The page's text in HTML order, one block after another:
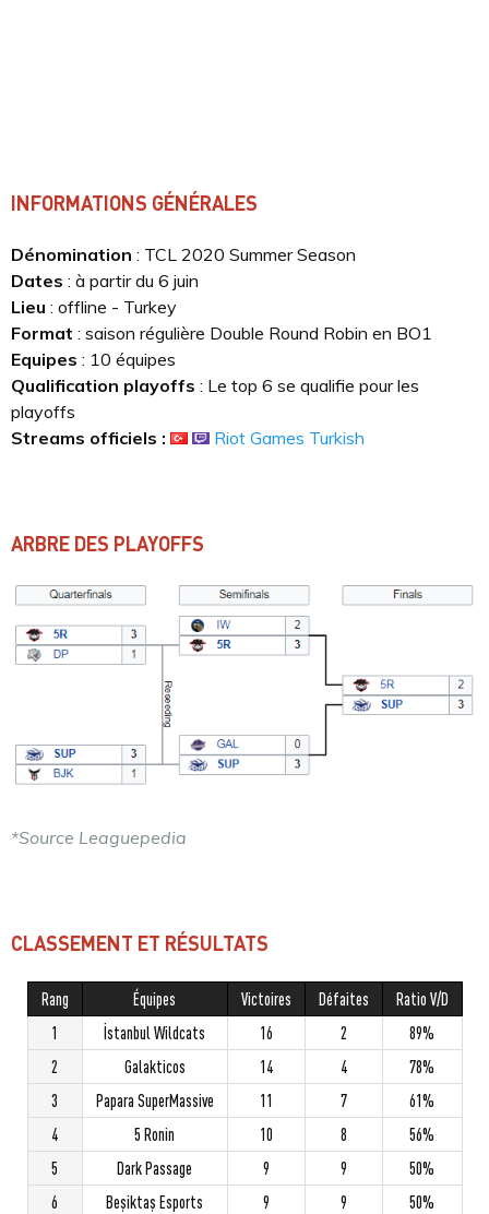
INFORMATIONS GÉNÉRALES
Dénomination : TCL 2020 Summer Season
Dates : à partir du 6 juin
Lieu : offline - Turkey
Format : saison régulière Double Round Robin en BO1
Equipes : 10 équipes
Qualification playoffs : Le top 6 se qualifie pour les
playoffs
Streams officiels :
Riot Games Turkish
ARBRE DES PLAYOFFS
*Source Leaguepedia
CLASSEMENT ET RÉSULTATS
Rang Équipes Victoires Défaites
Ratio V/D
1
İstanbul Wildcats 16 2
89%
2
Galakticos 14 4
78%
3
Papara SuperMassive 11 7
61%
4
5 Ronin 10 8
56%
5
Dark Passage 9 9
50%
6
Beşiktaş Esports 9 9
50%